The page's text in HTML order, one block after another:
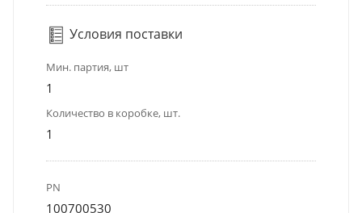
Условия поставки
Мин. партия, шт
1
Количество в коробке, шт.
1
PN
100700530